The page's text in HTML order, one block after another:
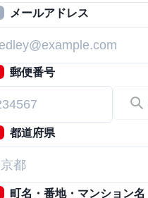
メールアドレス
郵便番号
都道府県
町名・番地・マンション名